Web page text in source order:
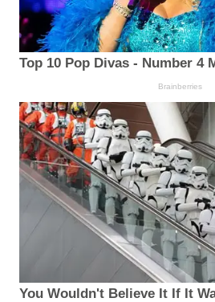
Top 10 Pop Divas - Number 4
Brainberries
You Wouldn't Believe It If It